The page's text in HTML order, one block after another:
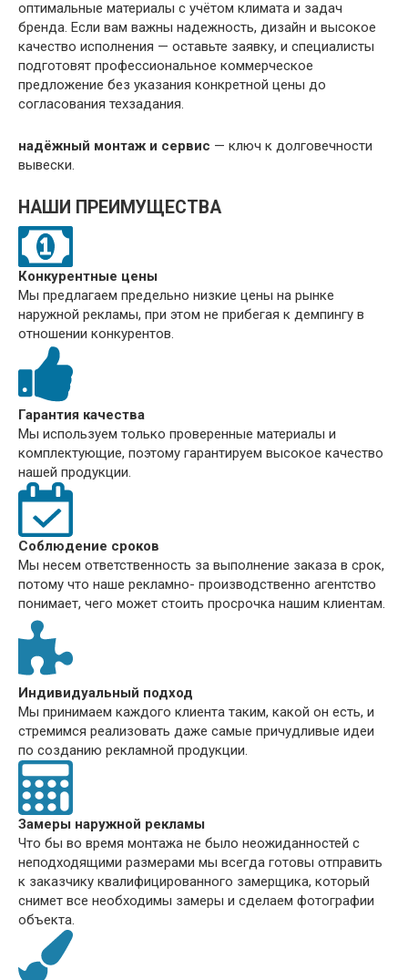
оптимальные материалы с учётом климата и задач
бренда. Если вам важны надежность, дизайн и высокое
качество исполнения — оставьте заявку, и специалисты
подготовят профессиональное коммерческое
предложение без указания конкретной цены до
согласования техзадания.
надёжный монтаж и сервис — ключ к долговечности
вывески.
НАШИ ПРЕИМУЩЕСТВА
Конкурентные цены
Мы предлагаем предельно низкие цены на рынке
наружной рекламы, при этом не прибегая к демпингу в
отношении конкурентов.
Гарантия качества
Мы используем только проверенные материалы и
комплектующие, поэтому гарантируем высокое качество
нашей продукции.
Соблюдение сроков
Мы несем ответственность за выполнение заказа в срок,
потому что наше рекламно- производственно агентство
понимает, чего может стоить просрочка нашим клиентам.
Индивидуальный подход
Мы принимаем каждого клиента таким, какой он есть, и
стремимся реализовать даже самые причудливые идеи
по созданию рекламной продукции.
Замеры наружной рекламы
Что бы во время монтажа не было неожиданностей с
неподходящими размерами мы всегда готовы отправить
к заказчику квалифицированного замерщика, который
снимет все необходимы замеры и сделаем фотографии
объекта.